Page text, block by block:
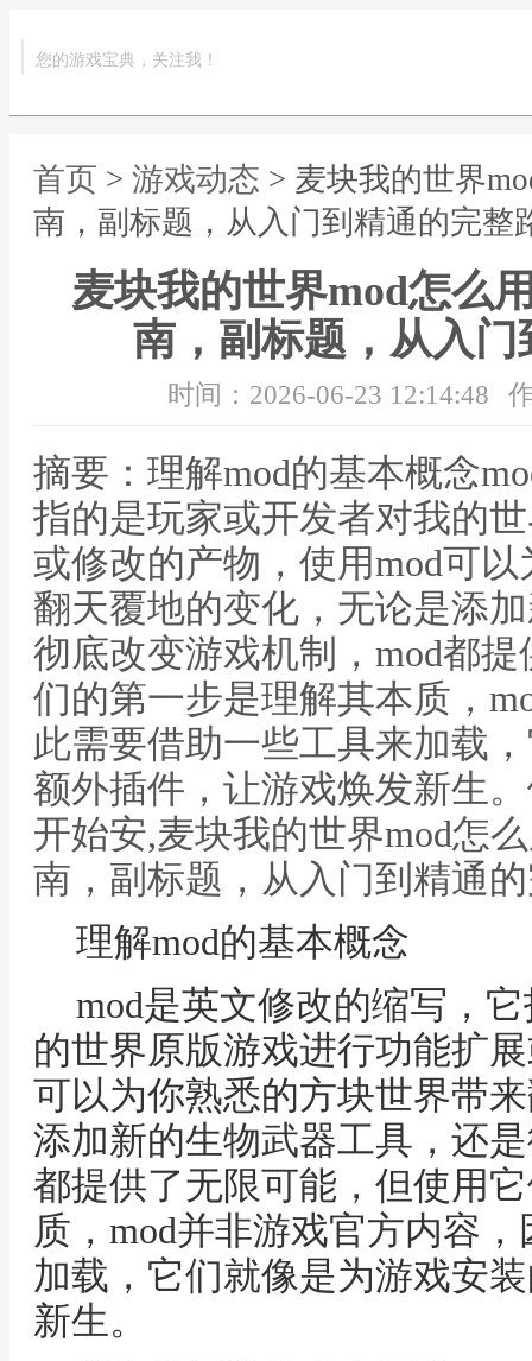
您的游戏宝典，关注我！
首页 > 游戏动态 > 麦块我的世界
南，副标题，从入门到精通的完整
麦块我的世界mod怎么
南，副标题，从入
时间：2026-06-23 12:14:48
摘要：理解mod的基本概念
指的是玩家或开发者对我的
或修改的产物，使用mod可
翻天覆地的变化，无论是添
彻底改变游戏机制，mod都
们的第一步是理解其本质，
此需要借助一些工具来加载
额外插件，让游戏焕发新生
开始安,麦块我的世界mod怎
南，副标题，从入门到精通
理解mod的基本概念
mod是英文修改的缩写，
的世界原版游戏进行功能扩
可以为你熟悉的方块世界带
添加新的生物武器工具，还
都提供了无限可能，但使用
质，mod并非游戏官方内容
加载，它们就像是为游戏安
新生。